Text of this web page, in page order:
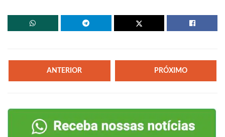
ANTERIOR PRÓXIMO